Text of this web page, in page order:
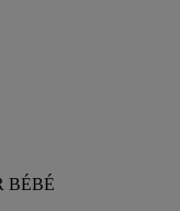
BÉBÉ